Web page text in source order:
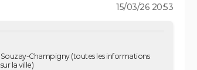
15/03/26 20:53
Souzay-Champigny(toutes les informations
sur la ville)